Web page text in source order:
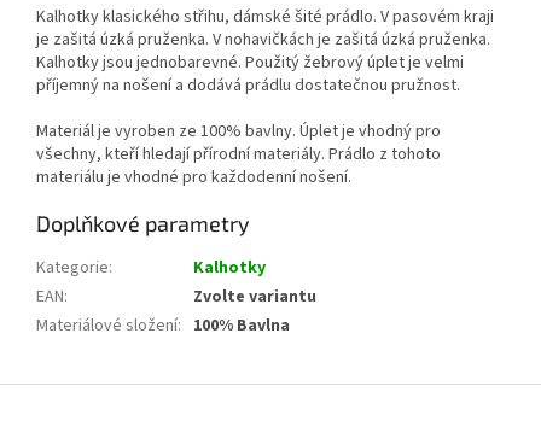
Kalhotky klasického střihu, dámské šité prádlo. V pasovém kraji
je zašitá úzká pruženka. V nohavičkách je zašitá úzká pruženka.
Kalhotky jsou jednobarevné. Použitý žebrový úplet je velmi
příjemný na nošení a dodává prádlu dostatečnou pružnost.
Materiál je vyroben ze 100% bavlny. Úplet je vhodný pro
všechny, kteří hledají přírodní materiály. Prádlo z tohoto
materiálu je vhodné pro každodenní nošení.
Doplňkové parametry
Kategorie:
Kalhotky
EAN:
Zvolte variantu
Materiálové složení: 100% Bavlna